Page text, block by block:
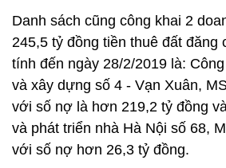
Danh sách cũng công khai 2
245,5 tỷ đồng tiền thuê đất đăng
tính đến ngày 28/2/2019 là:
và xây dựng số 4 - Vạn Xuân,
với số nợ là hơn 219,2 tỷ đồng
và phát triển nhà Hà Nội số 68,
với số nợ hơn 26,3 tỷ đồng.